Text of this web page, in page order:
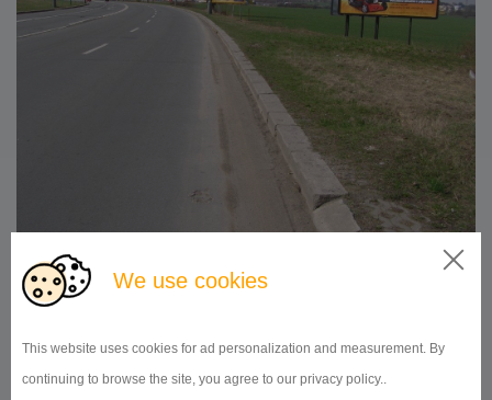
We use cookies
This website uses cookies for ad personalization and measurement. By
continuing to browse the site, you agree to our privacy policy..
510x240